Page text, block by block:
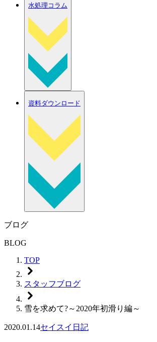
水処理コラム
資料ダウンロード
ブログ
BLOG
TOP
スタッフブログ
雪を求めて?～2020年初滑り編～
2020.01.14セイスイ日記